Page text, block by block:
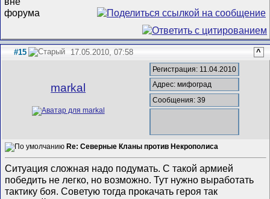
#15 17.05.2010, 07:58 ^
markal
Регистрация: 11.04.2010
Адрес: мифоград
Сообщения: 39
Re: Северные Кланы против Некрополиса
Ситуация сложная надо подумать. С такой армией
победить не легко, но возможно. Тут нужно выработать
тактику боя. Советую тогда прокачать героя так